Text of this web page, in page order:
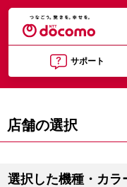
サポート
店舗の選択
選択した機種・カラ